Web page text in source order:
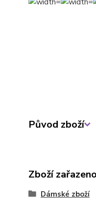
Původ zboží
Zboží
Dámské zboží